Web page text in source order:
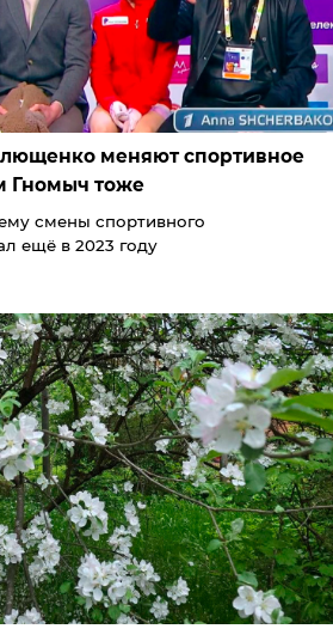
меняют спортивное
Гномыч тоже
смены спортивного
ещё в 2023 году